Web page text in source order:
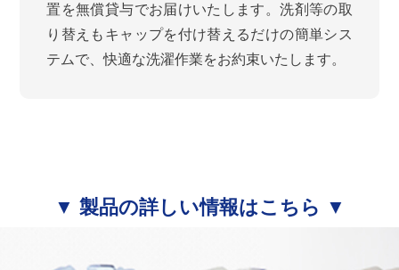
置を無償貸与でお届けいたします。洗剤等の取
り替えもキャップを付け替えるだけの簡単シス
テムで、快適な洗濯作業をお約束いたします。
▼ 製品の詳しい情報はこちら ▼